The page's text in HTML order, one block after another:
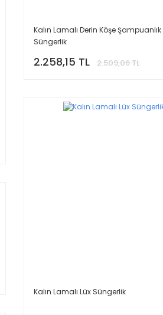
Kalın Lamalı Derin Köşe Şampuanlık
Süngerlik
2.258,15 TL 2.509,06 TL
Kalın Lamalı Lüx Süngerlik